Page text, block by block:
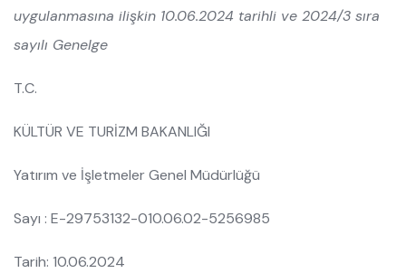
uygulanmasına ilişkin 10.06.2024 tarihli ve 2024/3 sıra
sayılı Genelge
T.C.
KÜLTÜR VE TURİZM BAKANLIĞI
Yatırım ve İşletmeler Genel Müdürlüğü
Sayı : E-29753132-010.06.02-5256985
Tarih: 10.06.2024